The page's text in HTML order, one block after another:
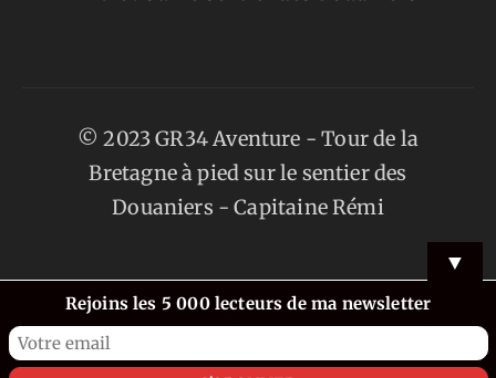
© 2023 GR34 Aventure - Tour de la
Bretagne à pied sur le sentier des
Douaniers -Capitaine Rémi
▼
Rejoins les 5 000 lecteurs de ma newsletter